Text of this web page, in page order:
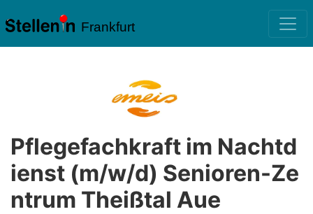
Frankfurt
Pflegefachkraft im Nachtd
ienst (m/w/d) Senioren-Ze
ntrum Theißtal Aue